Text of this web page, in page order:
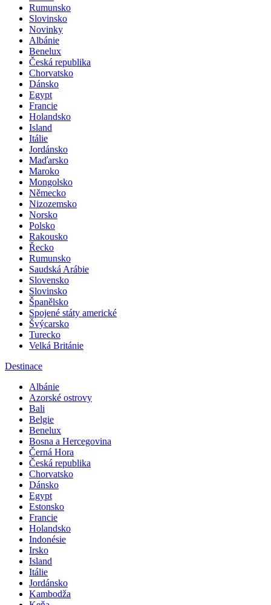
Rumunsko
Slovinsko
Novinky
Albánie
Benelux
Česká republika
Chorvatsko
Dánsko
Egypt
Francie
Holandsko
Island
Itálie
Jordánsko
Maďarsko
Maroko
Mongolsko
Německo
Nizozemsko
Norsko
Polsko
Rakousko
Řecko
Rumunsko
Saudská Arábie
Slovensko
Slovinsko
Španělsko
Spojené státy americké
Švýcarsko
Turecko
Velká Británie
Destinace
Albánie
Azorské ostrovy
Bali
Belgie
Benelux
Bosna a Hercegovina
Černá Hora
Česká republika
Chorvatsko
Dánsko
Egypt
Estonsko
Francie
Holandsko
Indonésie
Irsko
Island
Itálie
Jordánsko
Kambodža